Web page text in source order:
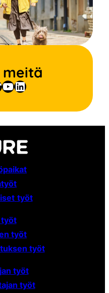
meitä
YouTube
LinkedIn
työt
työt
työt
työt
työt